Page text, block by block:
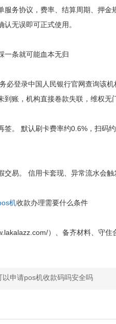
服务协议，费率、结算周期、押
无误即可正式使用。
条就可能血本无归
登录中国人民银行官网查询该机
到账，机构直接卷款失联，维权无
默认刷卡费率约0.6%，扫码约
。 信用卡套现、异常流水会触
机收款办理需要什么条件
）、备齐材料、守住
以申请pos机收款码吗安全吗